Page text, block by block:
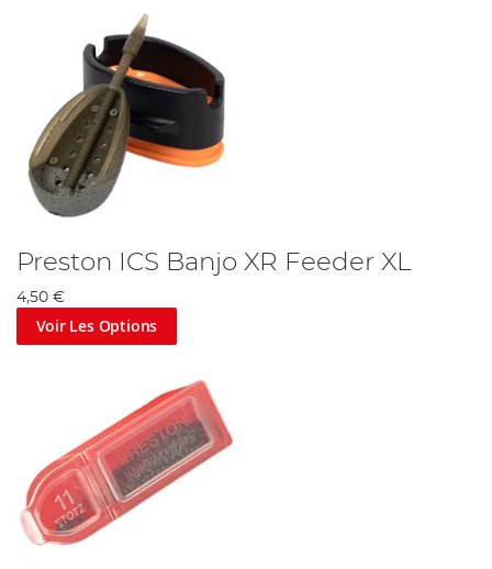
Preston ICS Banjo XR Feeder XL
4,50 €
Voir Les Options